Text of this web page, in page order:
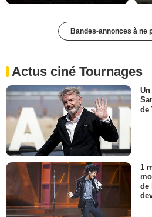
Bandes-annonces à ne
Actus ciné Tournages
de
1
de